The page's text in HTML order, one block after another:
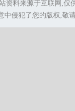
资料来源于互联网,仅
中侵犯了您的版权,敬